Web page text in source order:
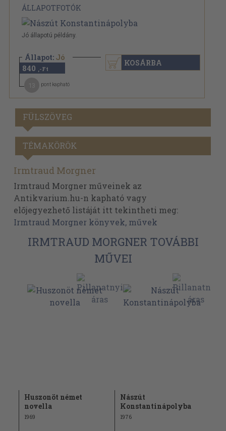
ÁLLAPOTFOTÓK
Jó állapotú példány.
Állapot: Jó
840 ,-Ft
pont kapható
KOSÁRBA
FÜLSZÖVEG
TÉMAKÖRÖK
Irmtraud Morgner
Irmtraud Morgner műveinek az
Antikvarium.hu-n kapható vagy
előjegyezhető listáját itt tekintheti meg:
Irmtraud Morgner könyvek, művek
IRMTRAUD MORGNER TOVÁBBI
MŰVEI
Huszonöt német
novella
1969
Nászút
Konstantinápolyba
1976